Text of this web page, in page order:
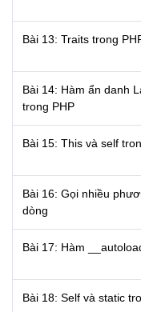
Bài 13: Traits trong
Bài 14: Hàm ẩn danh
trong PHP
Bài 15: This và self
Bài 16: Gọi nhiều
dòng
Bài 17: Hàm
Bài 18: Self và static